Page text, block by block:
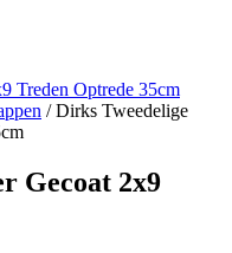
/ Dirks Tweedelige
Gecoat 2x9